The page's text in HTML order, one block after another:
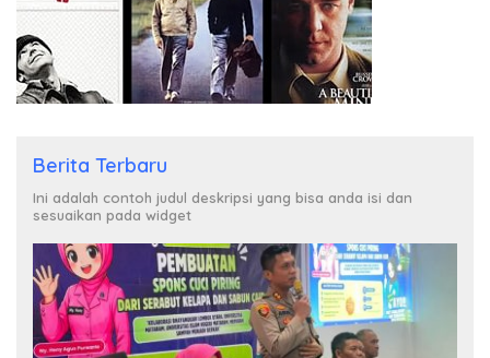
Berita Terbaru
Ini adalah contoh judul deskripsi yang bisa anda isi dan
sesuaikan pada widget